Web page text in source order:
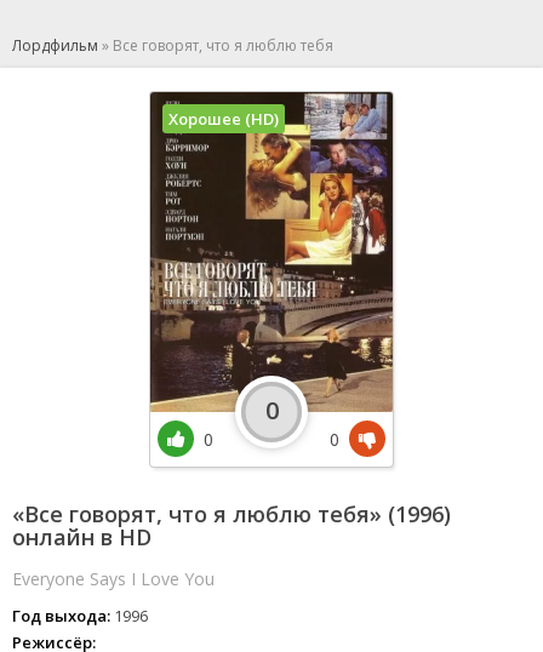
Лордфильм » Все говорят, что я люблю тебя
«Все говорят, что я люблю тебя» (1996)
онлайн в HD
Everyone Says I Love You
Год выхода: 1996
Режиссёр:
Хорошее (HD)
0
0
0